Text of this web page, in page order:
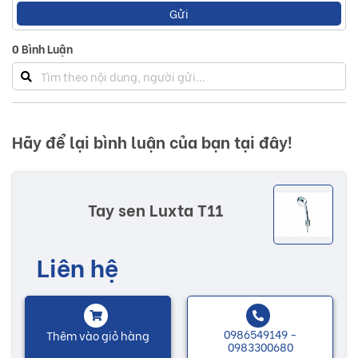
lượng cao, mẫu mã đẹp, tinh xảo và bền bỉ thời gian.
Cùng với sự đổi mới qua từng năm, Luxta hiện đang là
thương hiệu hàng đầu, đem đến cho khách hàng những sản
phẩm tay sen chất lượng cao, với đội ngũ kỹ sư giàu kinh
nghiệm không ngừng nghiên cứu thiết kế, sáng tạo. Các
sản phẩm đều đáp ứng được các nhu cầu thị hiếu của
Những sản phẩm của Luxta luôn đáp ứng kì vọng, giàu giá
trị truyền thống, nhằm nâng cao chất lượng cuộc sống, đáp
ứng được các mong muốn của khách hàng, gia tăng giá trị,
lợi ích cho người sử dụng sản phẩm.
Nhiều mẫu mã với các chức năng độc đáo sẽ có thêm
Gửi
0Bình Luận
Hãy để lại bình luận của bạn tại đây!
Tay sen Luxta T11
Liên hệ
Thêm vào giỏ hàng 0986549149 -
0983300680